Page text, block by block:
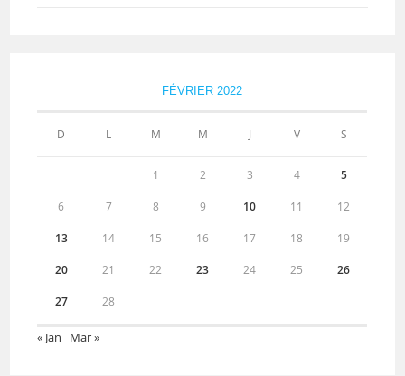
FÉVRIER 2022
D L M M J V S
1 2 3 4 5
6 7 8 9 10 11 12
13 14 15 16 17 18 19
20 21 22 23 24 25 26
27 28
« Jan Mar »